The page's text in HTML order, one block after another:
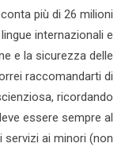
più di 26 milioni
internazionali e
e la sicurezza delle
raccomandarti di
ricordando
essere sempre al
servizi ai minori (non